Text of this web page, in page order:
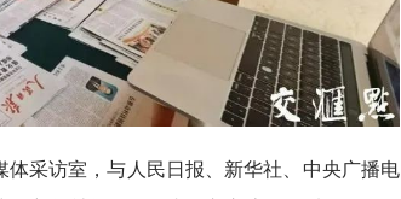
采访室，与人民日报、新华社、中央广播电